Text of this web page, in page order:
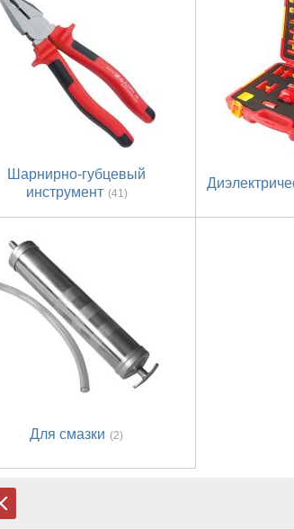
Шарнирно-губцевый
инструмент (41)
Для смазки (2)